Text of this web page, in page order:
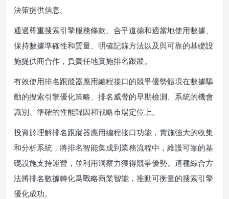
決策提供信息。
通過尊重搜索引擎服務條款、合乎道德和適當地使用數據、
保持數據準確性和質量、明確記錄方法以及與可靠的基礎設
施提供商合作，負責任地實施排名跟蹤。
有效使用排名跟蹤器應用編程接口的競爭優勢體現在數據驅
動的搜索引擎優化策略、排名威脅的早期檢測、系統的機會
識別、準確的性能歸因和戰略市場定位上。
投資於理解排名跟蹤器應用編程接口功能，實施強大的收集
和分析系統，將排名智能集成到業務流程中，維護可靠的基
礎設施支持運營，並利用洞察力獲得競爭優勢。這種綜合方
法將排名數據轉化爲戰略商業智能，推動可衡量的搜索引擎
優化成功。